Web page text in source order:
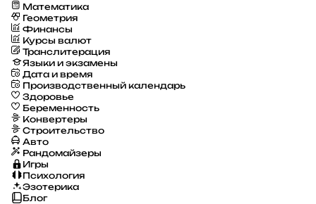
Математика
Геометрия
Финансы
Курсы валют
Транслитерация
Языки и экзамены
Дата и время
Производственный календарь
Здоровье
Беременность
Конвертеры
Строительство
Авто
Рандомайзеры
Игры
Психология
Эзотерика
Блог